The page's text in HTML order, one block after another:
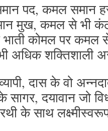
पद, कमल समान
मुख, कमल से भी
कोमल पर कमल
अधिक शक्तिशाली
दास के वो
सागर, दयावान जो
के साथ